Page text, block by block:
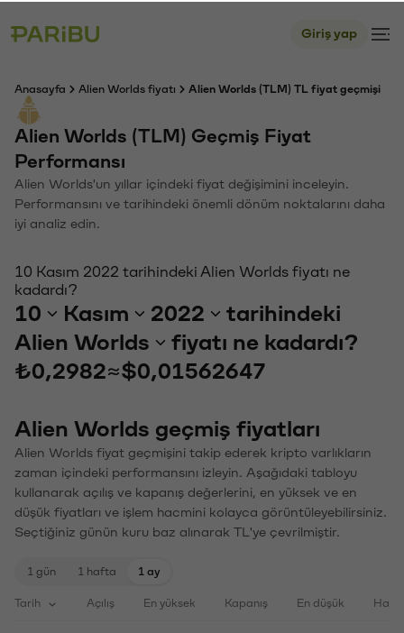
Giriş yap
Anasayfa Alien Worlds fiyatı Alien Worlds (TLM) TL fiyat geçmişi
Alien Worlds (TLM) Geçmiş Fiyat
Performansı
Alien Worlds'un yıllar içindeki fiyat değişimini inceleyin.
Performansını ve tarihindeki önemli dönüm noktalarını daha
iyi analiz edin.
10 Kasım 2022 tarihindeki Alien Worlds fiyatı ne
kadardı?
10 Kasım 2022
tarihindeki
Alien Worlds
fiyatı ne kadardı?
₺0,2982≈$0,01562647
Alien Worlds geçmiş fiyatları
Alien Worlds fiyat geçmişini takip ederek kripto varlıkların
zaman içindeki performansını izleyin. Aşağıdaki tabloyu
kullanarak açılış ve kapanış değerlerini, en yüksek ve en
düşük fiyatları ve işlem hacmini kolayca görüntüleyebilirsiniz.
Seçtiğiniz günün kuru baz alınarak TL'ye çevrilmiştir.
1 gün 1 hafta 1 ay
Tarih Açılış En yüksek Kapanış En düşük